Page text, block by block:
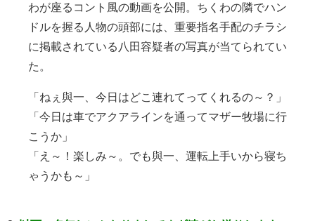
わが座るコント風の動画を公開。ちくわの隣でハン
ドルを握る人物の頭部には、重要指名手配のチラシ
に掲載されている八田容疑者の写真が当てられてい
た。
「ねぇ與一、今日はどこ連れてってくれるの～？」
「今日は車でアクアラインを通ってマザー牧場に行
こうか」
「え～！楽しみ～。でも與一、運転上手いから寝ち
ゃうかも～」